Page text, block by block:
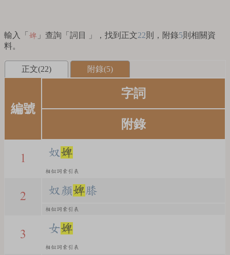
輸入「 婢 」查詢「詞目 」，找到正文22則，附錄5則相關資
料。
正文(22) 附錄(5)
編號
字詞
附錄
1 奴婢
相似詞索引表
2 奴顏婢膝
相似詞索引表
3 女婢
相似詞索引表